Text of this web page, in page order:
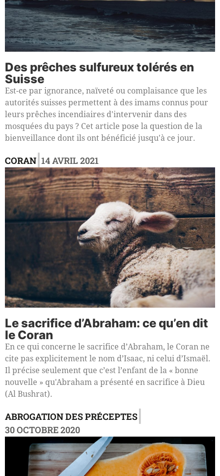
Des prêches sulfureux tolérés en
Suisse
Est-ce par ignorance, naïveté ou complaisance que les
autorités suisses permettent à des imams connus pour
leurs prêches incendiaires d'intervenir dans des
mosquées du pays ? Cet article pose la question de la
bienveillance dont ils ont bénéficié jusqu'à ce jour.
CORAN 14 AVRIL 2021
Le sacrifice d’Abraham: ce qu’en dit
le Coran
En ce qui concerne le sacrifice d’Abraham, le Coran ne
cite pas explicitement le nom d’Isaac, ni celui d’Ismaël.
Il précise seulement que c’est l’enfant de la « bonne
nouvelle » qu'Abraham a présenté en sacrifice à Dieu
(Al Bushrat).
ABROGATION DES PRÉCEPTES
30 OCTOBRE 2020